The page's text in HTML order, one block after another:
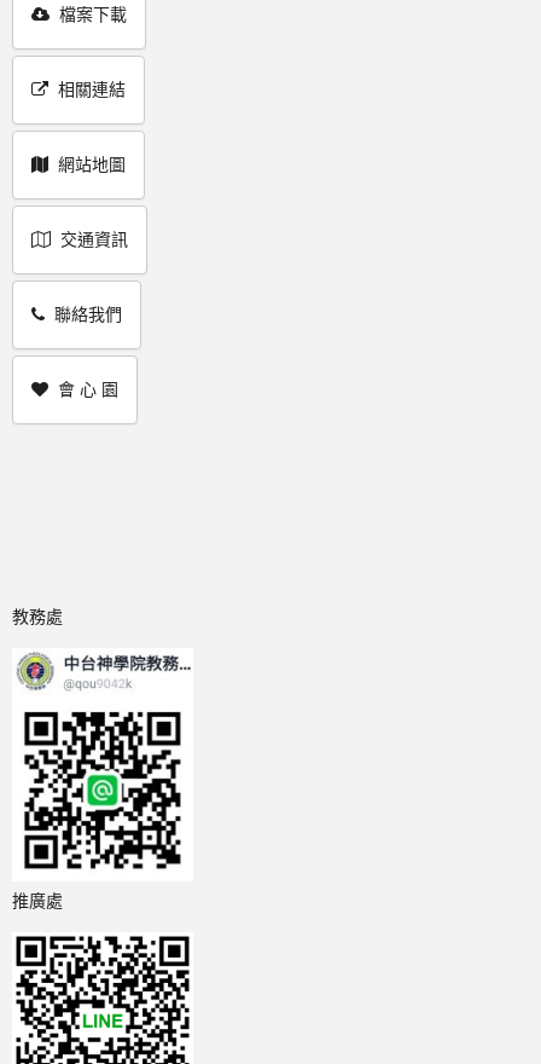
檔案下載
相關連結
網站地圖
交通資訊
聯絡我們
會 心 園
教務處
推廣處